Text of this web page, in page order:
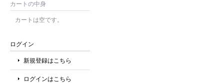
カートの中身
カートは空です。
ログイン
新規登録はこちら
ログインはこちら